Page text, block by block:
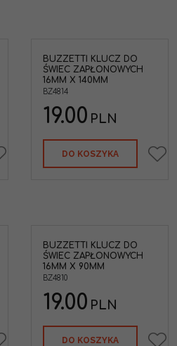
BUZZETTI KLUCZ DO
ŚWIEC ZAPŁONOWYCH
16MM X 140MM
BZ4814
19.00 PLN
DO KOSZYKA
BUZZETTI KLUCZ DO
ŚWIEC ZAPŁONOWYCH
16MM X 90MM
BZ4810
19.00 PLN
DO KOSZYKA